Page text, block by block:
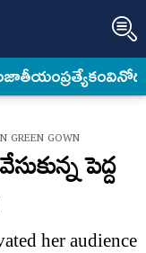
జాతీయంప్రత్యేకం
GREEN GOWN
పెద్ద
her audience